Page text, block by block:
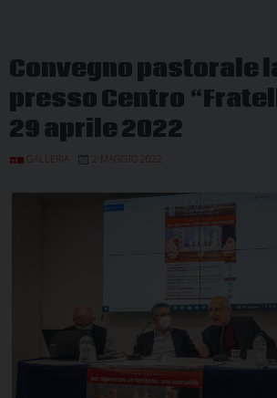
Convegno pastorale
presso Centro
29 aprile 2022
GALLERIA 2 MAGGIO 2022